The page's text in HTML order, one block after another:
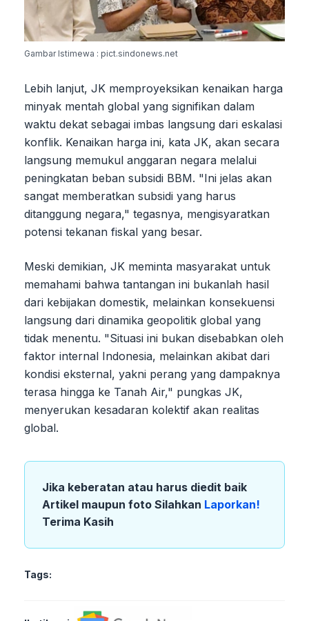
Gambar Istimewa : pict.sindonews.net
Lebih lanjut, JK memproyeksikan kenaikan harga
minyak mentah global yang signifikan dalam
waktu dekat sebagai imbas langsung dari eskalasi
konflik. Kenaikan harga ini, kata JK, akan secara
langsung memukul anggaran negara melalui
peningkatan beban subsidi BBM. "Ini jelas akan
sangat memberatkan subsidi yang harus
ditanggung negara," tegasnya, mengisyaratkan
potensi tekanan fiskal yang besar.
Meski demikian, JK meminta masyarakat untuk
memahami bahwa tantangan ini bukanlah hasil
dari kebijakan domestik, melainkan konsekuensi
langsung dari dinamika geopolitik global yang
tidak menentu. "Situasi ini bukan disebabkan oleh
faktor internal Indonesia, melainkan akibat dari
kondisi eksternal, yakni perang yang dampaknya
terasa hingga ke Tanah Air," pungkas JK,
menyerukan kesadaran kolektif akan realitas
global.
Jika keberatan atau harus diedit baik
Artikel maupun foto Silahkan Laporkan!
Terima Kasih
Tags: